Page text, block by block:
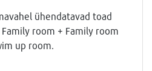
ühendatavad toad
room + Family room
up room.